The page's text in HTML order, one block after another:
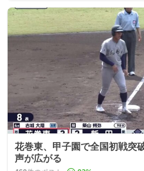
花巻東、甲子園で全国初戦突
声が広がる